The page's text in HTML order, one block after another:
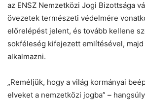
az ENSZ Nemzetközi Jogi Bizottsága
övezetek természeti védelmére
előrelépést jelent, és tovább kellene
sokféleség kifejezett említésével, majd
alkalmazni.
„Reméljük, hogy a világ kormányai
elveket a nemzetközi jogba” –